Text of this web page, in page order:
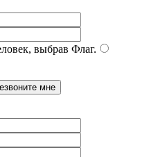
выбрав Флаг.